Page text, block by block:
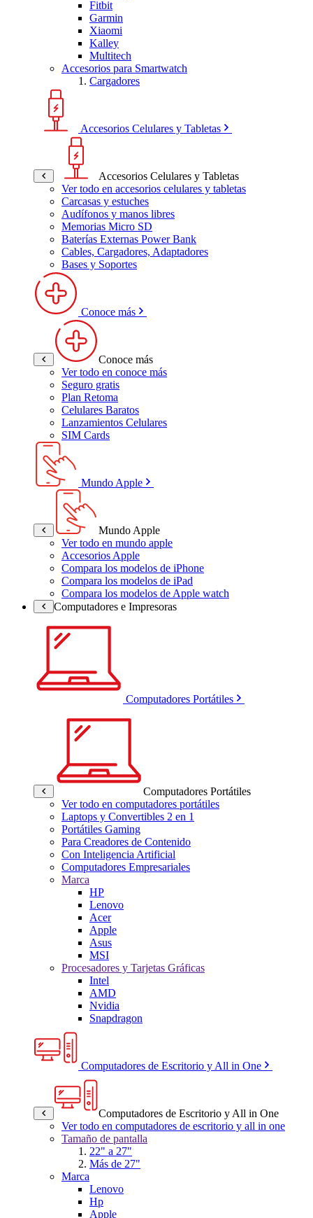
Fitbit
Garmin
Xiaomi
Kalley
Multitech
Accesorios para Smartwatch
Cargadores
Accesorios Celulares y Tabletas
Accesorios Celulares y Tabletas
Ver todo en accesorios celulares y tabletas
Carcasas y estuches
Audífonos y manos libres
Memorias Micro SD
Baterías Externas Power Bank
Cables, Cargadores, Adaptadores
Bases y Soportes
Conoce más
Conoce más
Ver todo en conoce más
Seguro gratis
Plan Retoma
Celulares Baratos
Lanzamientos Celulares
SIM Cards
Mundo Apple
Mundo Apple
Ver todo en mundo apple
Accesorios Apple
Compara los modelos de iPhone
Compara los modelos de iPad
Compara los modelos de Apple watch
Computadores e Impresoras
Computadores Portátiles
Computadores Portátiles
Ver todo en computadores portátiles
Laptops y Convertibles 2 en 1
Portátiles Gaming
Para Creadores de Contenido
Con Inteligencia Artificial
Computadores Empresariales
Marca
HP
Lenovo
Acer
Apple
Asus
MSI
Procesadores y Tarjetas Gráficas
Intel
AMD
Nvidia
Snapdragon
Computadores de Escritorio y All in One
Computadores de Escritorio y All in One
Ver todo en computadores de escritorio y all in one
Tamaño de pantalla
22" a 27"
Más de 27"
Marca
Lenovo
Hp
Apple